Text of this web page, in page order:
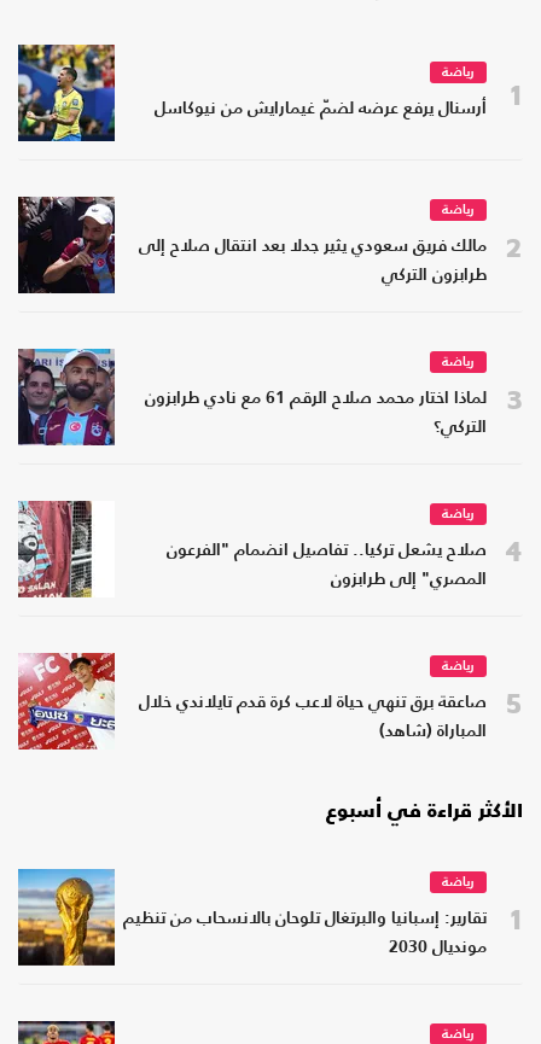
1
رياضة
أرسنال يرفع عرضه لضمّ غيمارايش من نيوكاسل
2
رياضة
مالك فريق سعودي يثير جدلا بعد انتقال صلاح إلى
طرابزون التركي
3
رياضة
لماذا اختار محمد صلاح الرقم 61 مع نادي طرابزون
التركي؟
4
رياضة
صلاح يشعل تركيا.. تفاصيل انضمام "الفرعون
المصري" إلى طرابزون
5
رياضة
صاعقة برق تنهي حياة لاعب كرة قدم تايلاندي خلال
المباراة (شاهد)
الأكثر قراءة في أسبوع
1
رياضة
تقارير: إسبانيا والبرتغال تلوحان بالانسحاب من تنظيم
مونديال 2030
رياضة